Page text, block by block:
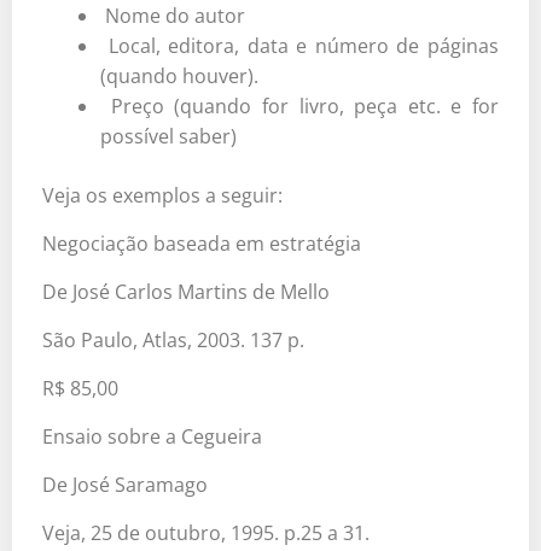
Nome do autor
Local, editora, data e número de páginas
(quando houver).
Preço (quando for livro, peça etc. e for
possível saber)
Veja os exemplos a seguir:
Negociação baseada em estratégia
De José Carlos Martins de Mello
São Paulo, Atlas, 2003. 137 p.
R$ 85,00
Ensaio sobre a Cegueira
De José Saramago
Veja, 25 de outubro, 1995. p.25 a 31.